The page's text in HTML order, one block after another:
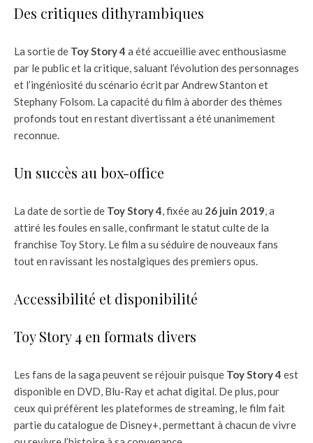
Des critiques dithyrambiques
La sortie de Toy Story 4 a été accueillie avec enthousiasme
par le public et la critique, saluant l’évolution des personnages
et l’ingéniosité du scénario écrit par Andrew Stanton et
Stephany Folsom. La capacité du film à aborder des thèmes
profonds tout en restant divertissant a été unanimement
reconnue.
Un succès au box-office
La date de sortie de Toy Story 4, fixée au 26 juin 2019, a
attiré les foules en salle, confirmant le statut culte de la
franchise Toy Story. Le film a su séduire de nouveaux fans
tout en ravissant les nostalgiques des premiers opus.
Accessibilité et disponibilité
Toy Story 4 en formats divers
Les fans de la saga peuvent se réjouir puisque Toy Story 4 est
disponible en DVD, Blu-Ray et achat digital. De plus, pour
ceux qui préfèrent les plateformes de streaming, le film fait
partie du catalogue de Disney+, permettant à chacun de vivre